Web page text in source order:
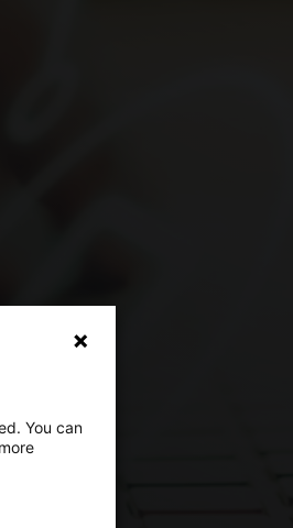
You can